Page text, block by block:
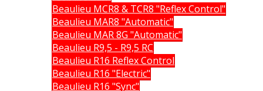
Beaulieu MCR8 & TCR8 "Reflex Control"
Beaulieu MAR8 "Automatic"
Beaulieu MAR 8G "Automatic"
Beaulieu R9,5 - R9,5 RC
Beaulieu R16 Reflex Control
Beaulieu R16 "Electric"
Beaulieu R16 "Sync"